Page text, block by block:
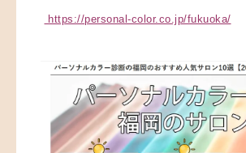
https://personal-color.co.jp/fukuoka/